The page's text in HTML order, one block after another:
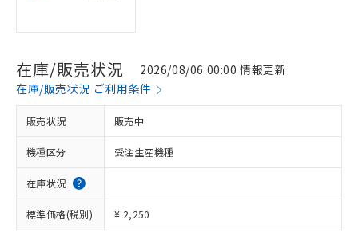
在庫/販売状況
2026/08/06 00:00 情報更新
在庫/販売状況 ご利用条件
販売状況 販売中
機種区分 受注生産機種
在庫状況
標準価格(税別) ¥ 2,250